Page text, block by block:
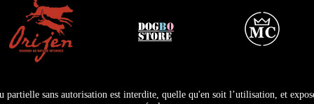
DOGBO
STORE
partielle sans autorisation est interdite, quelle qu'en soit l’utilisation, et